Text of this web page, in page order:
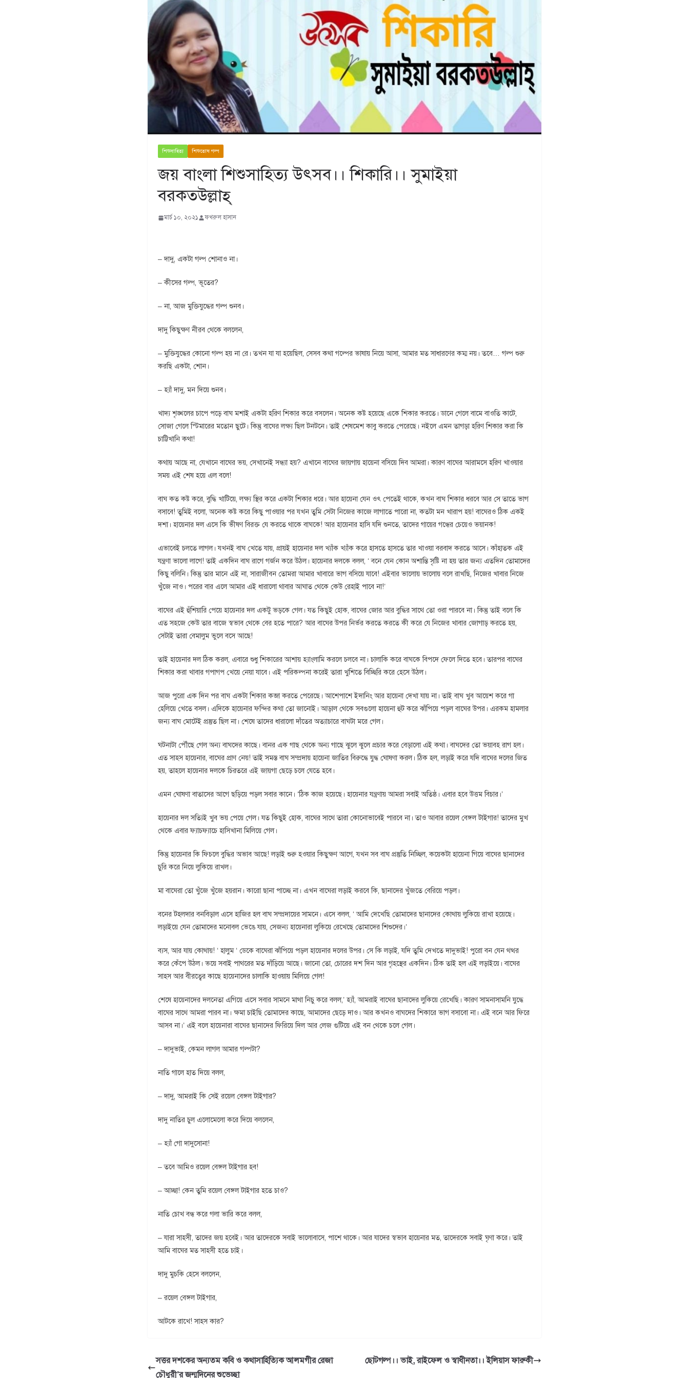
শিশুসাহিত্য শিশুতোষ গল্প
জয় বাংলা শিশুসাহিত্য উৎসব।। শিকারি।। সুমাইয়া
বরকতউল্লাহ্
মার্চ ১০, ২০২১ ফখরুল হাসান
– দাদু, একটা গল্প শোনাও না।
– কীসের গল্প, ভূতের?
– না, আজ মুক্তিযুদ্ধের গল্প শুনব।
দাদু কিছুক্ষণ নীরব থেকে বললেন,
– মুক্তিযুদ্ধের কোনো গল্প হয় না রে। তখন যা যা হয়েছিল, সেসব কথা গল্পের ভাষায় নিয়ে আসা, আমার মত সাধারণের কম্ম নয়। তবে… গল্প শুরু
করছি একটা, শোন।
– হ্যাঁ দাদু, মন দিয়ে শুনব।
খাদ্য শৃঙ্খলের চাপে পড়ে বাঘ মশাই একটা হরিণ শিকার করে বসলেন। অনেক কষ্ট হয়েছে একে শিকার করতে। ডানে গেলে বামে বাওতি কাটে,
সোজা গেলে স্টিমারের মতোন ছুটে। কিন্তু বাঘের লক্ষ্য ছিল টনটনে। তাই শেষমেশ কাবু করতে পেরেছে। নইলে এমন তাগড়া হরিণ শিকার করা কি
চাট্টিখানি কথা!
কথায় আছে না, যেখানে বাঘের ভয়, সেখানেই সন্ধ্যা হয়? এখানে বাঘের জায়গায় হায়েনা বসিয়ে দিব আমরা। কারণ বাঘের আরামসে হরিণ খাওয়ার
সময় এই শেষ হয়ে এল বলে!
বাঘ কত কষ্ট করে, বুদ্ধি খাটিয়ে, লক্ষ্য স্থির করে একটা শিকার ধরে। আর হায়েনা যেন ওৎ পেতেই থাকে, কখন বাঘ শিকার ধরবে আর সে তাতে ভাগ
বসাবে! তুমিই বলো, অনেক কষ্ট করে কিছু পাওয়ার পর যখন তুমি সেটা নিজের কাজে লাগাতে পারো না, কতটা মন খারাপ হয়! বাঘেরও ঠিক একই
দশা। হায়েনার দল এসে কি ভীষণ বিরক্ত যে করতে থাকে বাঘকে! আর হায়েনার হাসি যদি শুনতে, তাদের গায়ের গন্ধের চেয়েও ভয়ানক!
এভাবেই চলতে লাগল। যখনই বাঘ খেতে যায়, প্রায়ই হায়েনার দল খ্যাঁক খ্যাঁক করে হাসতে হাসতে তার খাওয়া বরবাদ করতে আসে। কাঁহাতক এই
যন্ত্রণা ভালো লাগে! তাই একদিন বাঘ রাগে গর্জন করে উঠল। হায়েনার দলকে বলল, ‘ বনে যেন কোন অশান্তি সৃষ্টি না হয় তার জন্য এতদিন তোমাদের
কিছু বলিনি। কিন্তু তার মানে এই না, সারাজীবন তোমরা আমার খাবারে ভাগ বসিয়ে যাবে! এইবার ভালোয় ভালোয় বলে রাখছি, নিজের খাবার নিজে
খুঁজে নাও। পরের বার এলে আমার এই ধারালো থাবার আঘাত থেকে কেউ রেহাই পাবে না!’
বাঘের এই হুঁশিয়ারি পেয়ে হায়েনার দল একটু ভড়কে গেল। যত কিছুই হোক, বাঘের জোর আর বুদ্ধির সাথে তো ওরা পারবে না। কিন্তু তাই বলে কি
এত সহজে কেউ তার বাজে স্বভাব থেকে বের হতে পারে? আর বাঘের উপর নির্ভর করতে করতে কী করে যে নিজের খাবার জোগাড় করতে হয়,
সেটাই তারা বেমালুম ভুলে বসে আছে!
তাই হায়েনার দল ঠিক করল, এবারে শুধু শিকারের আশায় হ্যাংলামি করলে চলবে না। চালাকি করে বাঘকে বিপদে ফেলে দিতে হবে। তারপর বাঘের
শিকার করা খাবার গপাগপ খেয়ে নেয়া যাবে। এই পরিকল্পনা করেই তারা খুশিতে বিচ্ছিরি করে হেসে উঠল।
আজ পুরো এক দিন পর বাঘ একটা শিকার কব্জা করতে পেরেছে। আশেপাশে ইদানিং আর হায়েনা দেখা যায় না। তাই বাঘ খুব আয়েশ করে গা
হেলিয়ে খেতে বসল। এদিকে হায়েনার ফন্দির কথা তো জানোই। আড়াল থেকে সবগুলো হায়েনা হুট করে ঝাঁপিয়ে পড়ল বাঘের উপর। এরকম হামলার
জন্য বাঘ মোটেই প্রস্তুত ছিল না। শেষে তাদের ধারালো দাঁতের অত্যাচারে বাঘটা মরে গেল।
ঘটনাটা পৌঁছে গেল অন্য বাঘদের কাছে। বানর এক গাছ থেকে অন্য গাছে ঝুলে ঝুলে প্রচার করে বেড়ালো এই কথা। বাঘদের তো ভয়াবহ রাগ হল।
এত সাহস হায়েনার, বাঘের প্রাণ নেয়! তাই সমস্ত বাঘ সম্প্রদায় হায়েনা জাতির বিরুদ্ধে যুদ্ধ ঘোষণা করল। ঠিক হল, লড়াই করে যদি বাঘের দলের জিত
হয়, তাহলে হায়েনার দলকে চিরতরে এই জায়গা ছেড়ে চলে যেতে হবে।
এমন ঘোষণা বাতাসের আগে ছড়িয়ে পড়ল সবার কানে। ‘ঠিক কাজ হয়েছে। হায়েনার যন্ত্রণায় আমরা সবাই অতিষ্ঠ। এবার হবে উত্তম বিচার।’
হায়েনার দল সত্যিই খুব ভয় পেয়ে গেল। যত কিছুই হোক, বাঘের সাথে তারা কোনোভাবেই পারবে না। তাও আবার রয়েল বেঙ্গল টাইগার! তাদের মুখ
থেকে এবার ফ্যাচফ্যাচে হাসিখানা মিলিয়ে গেল।
কিন্তু হায়েনার কি ফিচলে বুদ্ধির অভাব আছে! লড়াই শুরু হওয়ার কিছুক্ষণ আগে, যখন সব বাঘ প্রস্তুতি নিচ্ছিল, কয়েকটা হায়েনা গিয়ে বাঘের ছানাদের
চুরি করে নিয়ে লুকিয়ে রাখল।
মা বাঘেরা তো খুঁজে খুঁজে হয়রান। কারো ছানা পাচ্ছে না। এখন বাঘেরা লড়াই করবে কি, ছানাদের খুঁজতে বেরিয়ে পড়ল।
বনের টহলদার বনবিড়াল এসে হাজির হল বাঘ সম্প্রদায়ের সামনে। এসে বলল, ‘ আমি দেখেছি তোমাদের ছানাদের কোথায় লুকিয়ে রাখা হয়েছে।
লড়াইয়ে যেন তোমাদের মনোবল ভেঙে যায়, সেজন্য হায়েনারা লুকিয়ে রেখেছে তোমাদের শিশুদের।’
ব্যস, আর যায় কোথায়! ‘ হালুম ‘ ডেকে বাঘেরা ঝাঁপিয়ে পড়ল হায়েনার দলের উপর। সে কি লড়াই, যদি তুমি দেখতে দাদুভাই! পুরো বন যেন থত্থর
করে কেঁপে উঠল। ভয়ে সবাই পাথরের মত দাঁড়িয়ে আছে। জানো তো, চোরের দশ দিন আর গৃহস্থের একদিন। ঠিক তাই হল এই লড়াইয়ে। বাঘের
সাহস আর বীরত্বের কাছে হায়েনাদের চালাকি হাওয়ায় মিলিয়ে গেল!
শেষে হায়েনাদের দলনেতা এগিয়ে এসে সবার সামনে মাথা নিচু করে বলল,’ হ্যাঁ, আমরাই বাঘের ছানাদের লুকিয়ে রেখেছি। কারণ সামনাসামনি যুদ্ধে
বাঘের সাথে আমরা পারব না। ক্ষমা চাইছি তোমাদের কাছে, আমাদের ছেড়ে দাও। আর কখনও বাঘদের শিকারে ভাগ বসাবো না। এই বনে আর ফিরে
আসব না।’ এই বলে হায়েনারা বাঘের ছানাদের ফিরিয়ে দিল আর লেজ গুটিয়ে এই বন থেকে চলে গেল।
– দাদুভাই, কেমন লাগল আমার গল্পটা?
নাতি গালে হাত দিয়ে বলল,
– দাদু, আমরাই কি সেই রয়েল বেঙ্গল টাইগার?
দাদু নাতির চুল এলোমেলো করে দিয়ে বললেন,
– হ্যাঁ গো দাদুসোনা!
– তবে আমিও রয়েল বেঙ্গল টাইগার হব!
– আচ্ছা! কেন তুমি রয়েল বেঙ্গল টাইগার হতে চাও?
নাতি চোখ বন্ধ করে গলা ভারি করে বলল,
– যারা সাহসী, তাদের জয় হবেই। আর তাদেরকে সবাই ভালোবাসে, পাশে থাকে। আর যাদের স্বভাব হায়েনার মত, তাদেরকে সবাই ঘৃণা করে। তাই
আমি বাঘের মত সাহসী হতে চাই।
দাদু মুচকি হেসে বললেন,
– রয়েল বেঙ্গল টাইগার,
আটকে রাখে! সাহস কার?
সত্তর দশকের অন্যতম কবি ও কথাসাহিত্যিক আলমগীর রেজা
চৌধুরী’র জন্মদিনের শুভেচ্ছা
ছোটগল্প।। ভাই, রাইফেল ও স্বাধীনতা।। ইলিয়াস ফারুকী